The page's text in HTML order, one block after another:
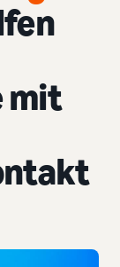
mit